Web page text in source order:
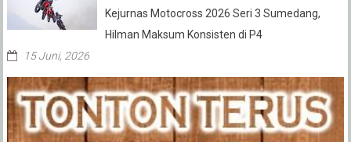
Kejurnas Motocross 2026 Seri 3 Sumedang,
Hilman Maksum Konsisten di P4
15 Juni, 2026